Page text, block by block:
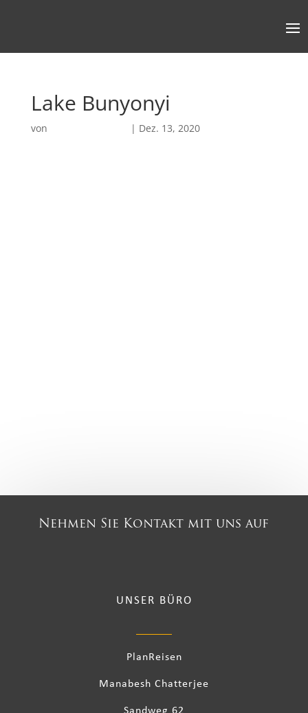
Lake Bunyonyi
von | Dez. 13, 2020
Nehmen Sie Kontakt mit uns auf
UNSER BÜRO
PlanReisen
Manabesh Chatterjee